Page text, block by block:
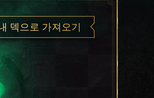
덱으로 가져오기